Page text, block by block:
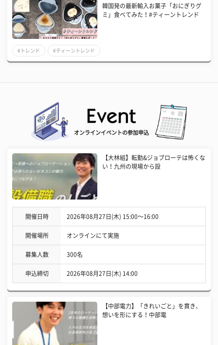
韓国発の最新輸入お菓子「おにぎりグ
ミ」食べてみた！#ティーントレンド
#トレンド #ティーントレンド
オンラインイベントの参加申込
【大林組】転勤&ジョブローテは怖くな
い！九州の現場から設
開催日時 2026年08月27日(木) 15:00〜16:00
開催場所 オンラインにて実施
募集人数 300名
申込締切 2026年08月27日(木) 14:00
【中部電力】「きれいごと」を貫き、
想いを形にする！中部電